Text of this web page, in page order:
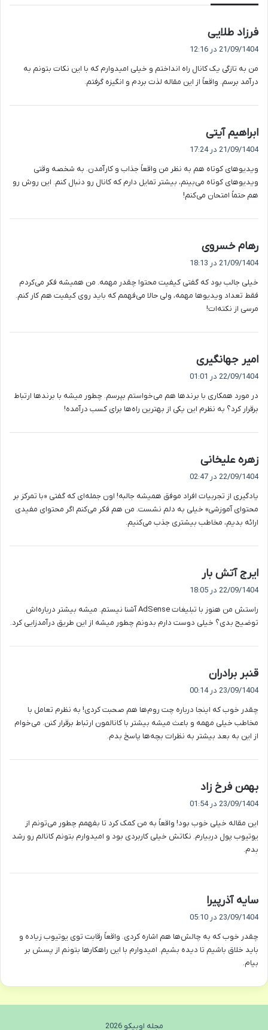
فرزاد طلایی
ف
:
21/09/1404 در 12:16
من به تازگی یک کانال راه انداختم و خیلی امیدوارم که با این نکات بتونم به
درآمد برسم. واقعاً از این مقاله لذت بردم و انگیزه گرفتم.
ابراهیم آیتی
ف
21/09/1404 در 17:24
ویدیوهای کوتاه هم به نظر من واقعاً جذاب و کارآمدن. به شخصه وقتی
ویدیوهای کوتاه می‌بینم، بیشتر تمایل دارم که کانال رو دنبال کنم. این روش رو
هم حتماً امتحان می‌کنم!
رهام خسروی
ف
:
21/09/1404 در 18:13
خیلی جالب بود که گفتی کیفیت محتوا چقدر مهمه. من همیشه فکر می‌کردم
فقط تعداد ویدیوها مهمه، ولی حالا می‌فهمم که باید روی کیفیت هم کار کنم.
مرسی از نکته‌ات!
امیر جهانگیری
ف
:
22/09/1404 در 01:01
در مورد همکاری با برندها هم می‌خواستم بپرسم. چطور میشه با برندها ارتباط
برقرار کرد؟ به نظرم این یکی از بهترین راه‌ها برای کسب درآمده!
زهره علیخانی
ف
:
22/09/1404 در 02:47
یادگیری از تجربیات افراد موفق همیشه جالبه! اون جمله‌ای که گفتی «با تمرکز بر
محتوای آموزشی» خیلی به دلم نشست. من هم فکر می‌کنم اگر محتوای مفیدی
ارائه بدیم، مخاطب بیشتری جذب می‌کنیم.
ایرج آتش بار
ف
:
22/09/1404 در 18:05
راستش من هنوز با تبلیغات AdSense آشنا نیستم. میشه بیشتر درباره‌اش
توضیح بدی؟ خیلی دوست دارم بدونم چطور میشه از این طریق درآمدزایی کرد.
قنبر برادران
ف
:
23/09/1404 در 00:14
چقدر خوب که اینجا درباره چت روم‌ها هم صحبت کردی! به نظرم تعامل با
مخاطب خیلی مهمه و باعث میشه بیشتر با کانالمون ارتباط برقرار کنن. می‌خوام
از این به بعد بیشتر به نظرات بچه‌ها پاسخ بدم.
بهمن فرخ زاد
ف
:
23/09/1404 در 01:54
این مقاله خیلی خوب بود! واقعاً به من کمک کرد تا بفهمم چطور می‌تونم از
یوتیوب پول دربیارم. نکاتش خیلی کاربردی بود و امیدوارم بتونم کانالم رو رشد
بدم.
سایه آذرپیرا
ف
:
23/09/1404 در 05:10
چقدر خوب که به چالش‌ها هم اشاره کردی. واقعاً رقابت توی یوتیوب زیاده و
باید خلاق باشیم تا دیده بشیم. امیدوارم با این راهکارها بتونم از پسش بر
بیام.
مجله اوبیکو 2026